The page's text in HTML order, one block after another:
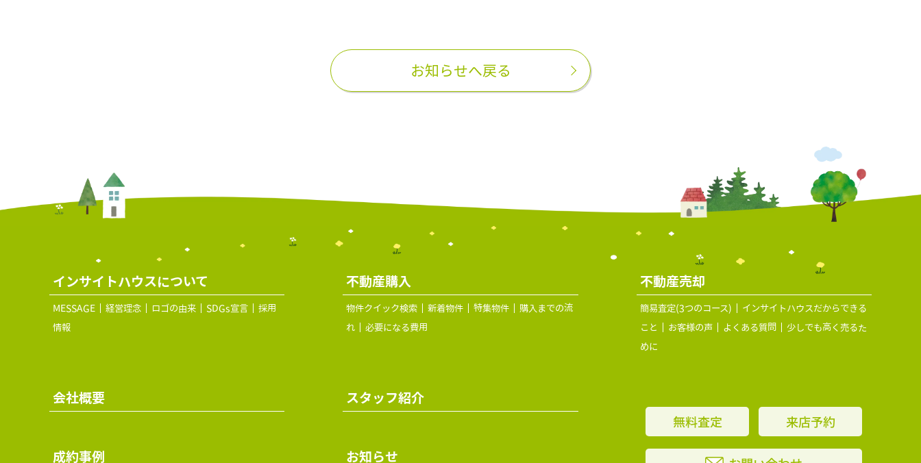
お知らせへ戻る
インサイトハウスについて
MESSAGE 経営理念 ロゴの由来 SDGs宣言
採用
情報
不動産購入
物件クイック検索 新着物件 特集物件
購入までの流
れ
必要になる費用
不動産売却
簡易査定(3つのコース)
インサイトハウスだからできる
こと
お客様の声 よくある質問
少しでも高く売るた
めに
会社概要
成約事例
スタッフ紹介
お知らせ
無料査定 来店予約